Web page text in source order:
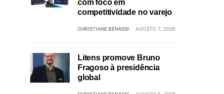
com foco em
competitividade no varejo
CHRISTIANE BENASSI AGOSTO 7, 2026
Litens promove Bruno
Fragoso à presidência
global